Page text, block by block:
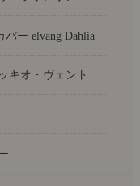
ー elvang Dahlia
オ・ヴェント